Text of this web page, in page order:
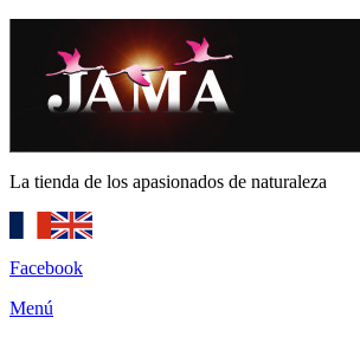
La tienda de los apasionados de naturaleza
Facebook
Menú